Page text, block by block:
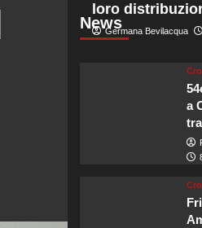
News
loro
Germana Bevilacqua
a